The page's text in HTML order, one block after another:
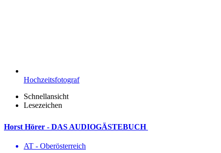
Hochzeitsfotograf
Schnellansicht
Lesezeichen
Horst Hörer - DAS AUDIOGÄSTEBUCH
AT - Ober­österreich